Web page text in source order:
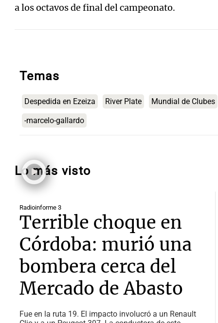
a los octavos de final del campeonato.
Temas
Despedida en Ezeiza River Plate Mundial de Clubes
-marcelo-gallardo
Lo más visto
Radioinforme 3
Terrible choque en
Córdoba: murió una
bombera cerca del
Mercado de Abasto
Fue en la ruta 19. El impacto involucró a un Renault